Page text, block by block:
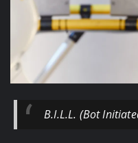
B.I.L.L. (Bot